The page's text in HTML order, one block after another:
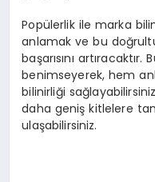
Popülerlik ile marka
anlamak ve bu
başarısını artıracaktır.
benimseyerek, hem
bilinirliği
daha geniş kitlelere
ulaşabilirsiniz.